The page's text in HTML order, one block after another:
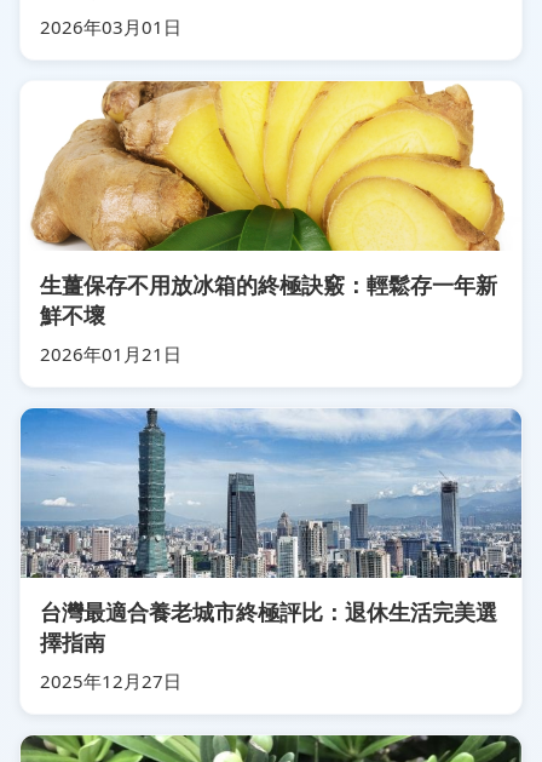
2026年03月01日
生薑保存不用放冰箱的終極訣竅：輕鬆存一年新
鮮不壞
2026年01月21日
台灣最適合養老城市終極評比：退休生活完美選
擇指南
2025年12月27日